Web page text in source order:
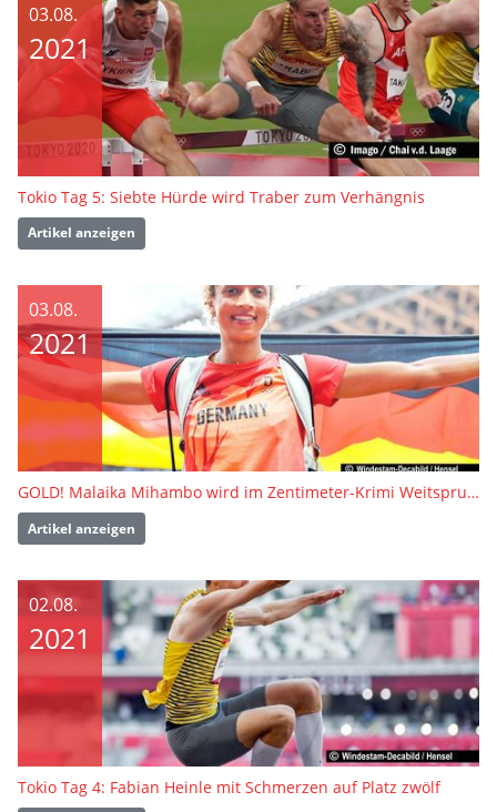
03.08.
2021
Tokio Tag 5: Siebte Hürde wird Traber zum Verhängnis
Artikel anzeigen
03.08.
2021
GOLD! Malaika Mihambo wird im Zentimeter-Krimi Weitsprung-Olympiasiegerin
Artikel anzeigen
02.08.
2021
Tokio Tag 4: Fabian Heinle mit Schmerzen auf Platz zwölf